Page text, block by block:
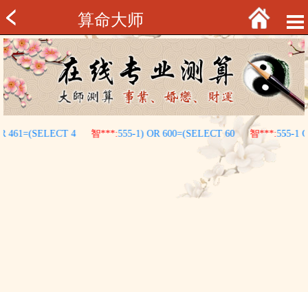
算命大师
461=(SELECT 4 智***:555-1) OR 600=(SELECT 60 智***:555-1